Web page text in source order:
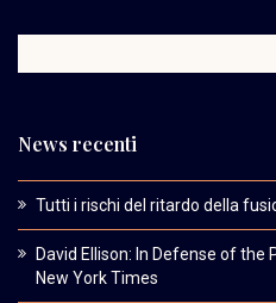
News recenti
Tutti i rischi del ritardo della
David Ellison: In Defense of
New York Times